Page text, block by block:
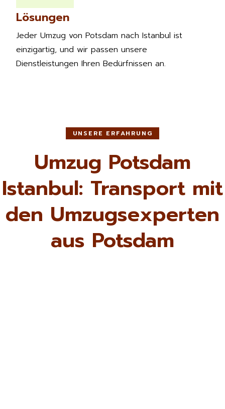
Lösungen
Jeder Umzug von Potsdam nach Istanbul ist
einzigartig, und wir passen unsere
Dienstleistungen Ihren Bedürfnissen an.
UNSERE ERFAHRUNG
Umzug Potsdam
Istanbul: Transport mit
den Umzugsexperten
aus Potsdam